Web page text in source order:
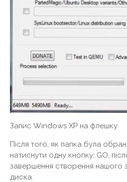
Запис Windows XP на флешку
Після того, як папка була
натиснути одну кнопку: GO,
завершення створення нашого
диска.